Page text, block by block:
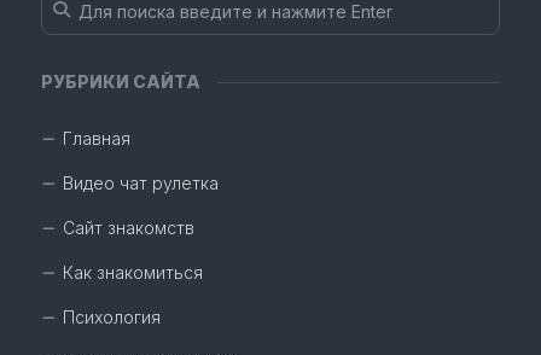
РУБРИКИ САЙТА
Главная
Видео чат рулетка
Сайт знакомств
Как знакомиться
Психология